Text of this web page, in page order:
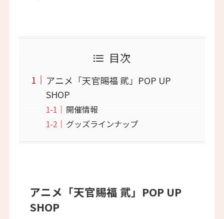
目次
アニメ「天官賜福 貮」POP UP
SHOP
開催情報
グッズラインナップ
アニメ「天官賜福 貮」POP UP
SHOP